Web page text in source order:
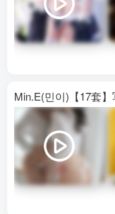
Min.E(민이)【17套